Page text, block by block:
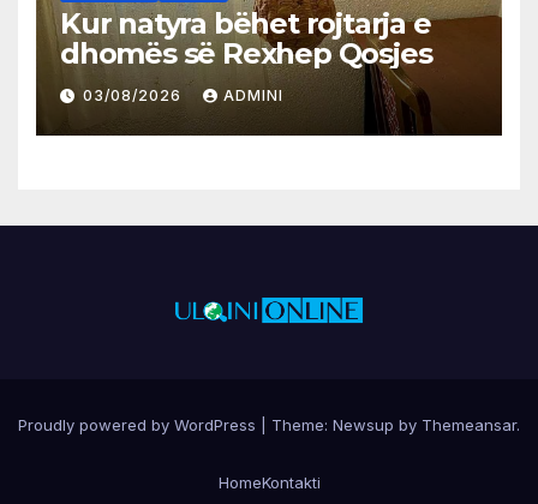
Kur natyra bëhet rojtarja e
dhomës së Rexhep Qosjes
03/08/2026 ADMINI
Proudly powered by WordPress Theme: Newsup by Themeansar.
HomeKontakti